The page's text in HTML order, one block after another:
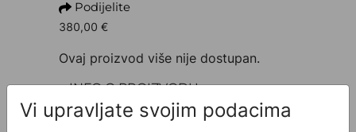
Podijelite
380,00 €
Ovaj proizvod više nije dostupan.
+ INFO O PROIZVODU
Dezen: Tematski
Motiv: Pleter
Vi upravljate svojim podacima